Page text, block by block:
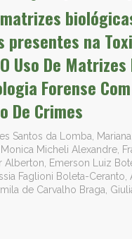
presentes na
Uso De
Forense
De Crimes
Santos da Lomba,
Micheli Alexandre,
Alberton, Emerson Luiz
Faglioni Boleta-Ceranto,
de Carvalho Braga,